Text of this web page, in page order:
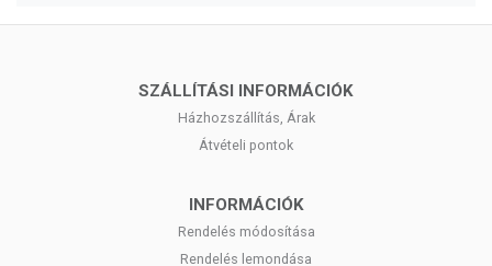
SZÁLLÍTÁSI INFORMÁCIÓK
Házhozszállítás, Árak
Átvételi pontok
INFORMÁCIÓK
Rendelés módosítása
Rendelés lemondása